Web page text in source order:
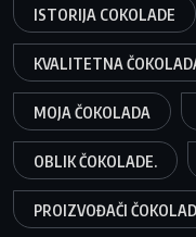
ISTORIJA COKOLADE
KVALITETNA
MOJA ČOKOLADA
OBLIK ČOKOLADE.
PROIZVOĐAČI